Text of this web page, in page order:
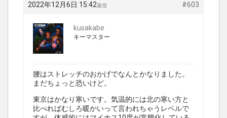
2022年12月6日 15:42 #603
返信
kusakabe
キーマスター
腰はストレッチのおかげでなんとかなりました。
まだちょっと恐いけど。
東京はかなり寒いです。気温的には北の寒い方と
比べればむしろ暖かいって言われちゃうレベルで